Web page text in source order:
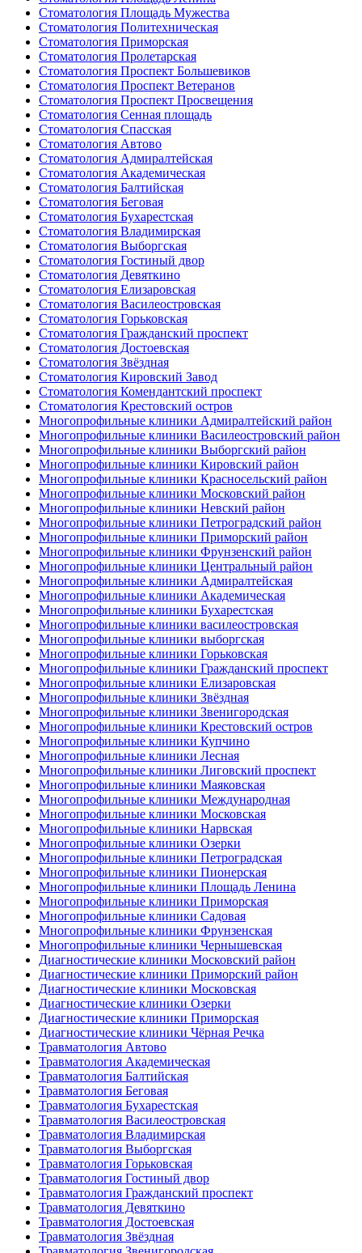
Стоматология Площадь Мужества
Стоматология Политехническая
Стоматология Приморская
Стоматология Пролетарская
Стоматология Проспект Большевиков
Стоматология Проспект Ветеранов
Стоматология Проспект Просвещения
Стоматология Сенная площадь
Стоматология Спасская
Стоматология Автово
Стоматология Адмиралтейская
Стоматология Академическая
Стоматология Балтийская
Стоматология Беговая
Стоматология Бухарестская
Стоматология Владимирская
Стоматология Выборгская
Стоматология Гостиный двор
Стоматология Девяткино
Стоматология Елизаровская
Стоматология Василеостровская
Стоматология Горьковская
Стоматология Гражданский проспект
Стоматология Достоевская
Стоматология Звёздная
Стоматология Кировский Завод
Стоматология Комендантский проспект
Стоматология Крестовский остров
Многопрофильные клиники Адмиралтейский район
Многопрофильные клиники Василеостровский район
Многопрофильные клиники Выборгский район
Многопрофильные клиники Кировский район
Многопрофильные клиники Красносельский район
Многопрофильные клиники Московский район
Многопрофильные клиники Невский район
Многопрофильные клиники Петроградский район
Многопрофильные клиники Приморский район
Многопрофильные клиники Фрунзенский район
Многопрофильные клиники Центральный район
Многопрофильные клиники Адмиралтейская
Многопрофильные клиники Академическая
Многопрофильные клиники Бухарестская
Многопрофильные клиники василеостровская
Многопрофильные клиники выборгская
Многопрофильные клиники Горьковская
Многопрофильные клиники Гражданский проспект
Многопрофильные клиники Елизаровская
Многопрофильные клиники Звёздная
Многопрофильные клиники Звенигородская
Многопрофильные клиники Крестовский остров
Многопрофильные клиники Купчино
Многопрофильные клиники Лесная
Многопрофильные клиники Лиговский проспект
Многопрофильные клиники Маяковская
Многопрофильные клиники Международная
Многопрофильные клиники Московская
Многопрофильные клиники Нарвская
Многопрофильные клиники Озерки
Многопрофильные клиники Петроградская
Многопрофильные клиники Пионерская
Многопрофильные клиники Площадь Ленина
Многопрофильные клиники Приморская
Многопрофильные клиники Садовая
Многопрофильные клиники Фрунзенская
Многопрофильные клиники Чернышевская
Диагностические клиники Московский район
Диагностические клиники Приморский район
Диагностические клиники Московская
Диагностические клиники Озерки
Диагностические клиники Приморская
Диагностические клиники Чёрная Речка
Травматология Автово
Травматология Академическая
Травматология Балтийская
Травматология Беговая
Травматология Бухарестская
Травматология Василеостровская
Травматология Владимирская
Травматология Выборгская
Травматология Горьковская
Травматология Гостиный двор
Травматология Гражданский проспект
Травматология Девяткино
Травматология Достоевская
Травматология Звёздная